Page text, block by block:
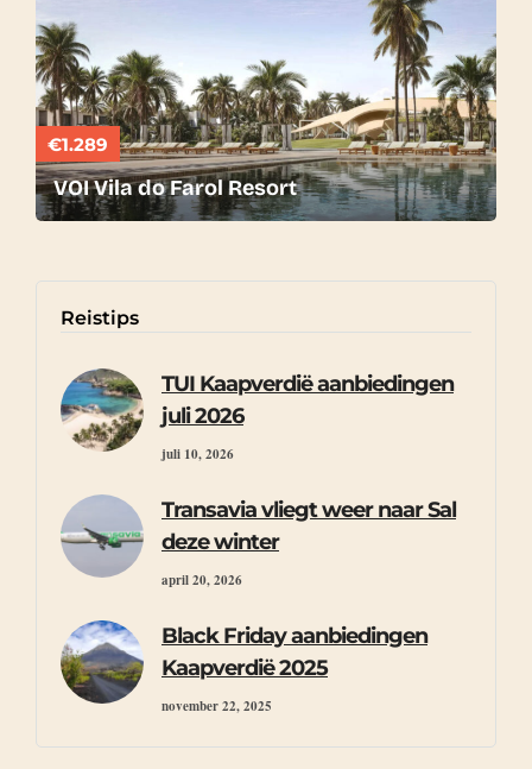
€1.289
VOI Vila do Farol Resort
Reistips
TUI Kaapverdië aanbiedingen
juli 2026
juli 10, 2026
Transavia vliegt weer naar Sal
deze winter
april 20, 2026
Black Friday aanbiedingen
Kaapverdië 2025
november 22, 2025